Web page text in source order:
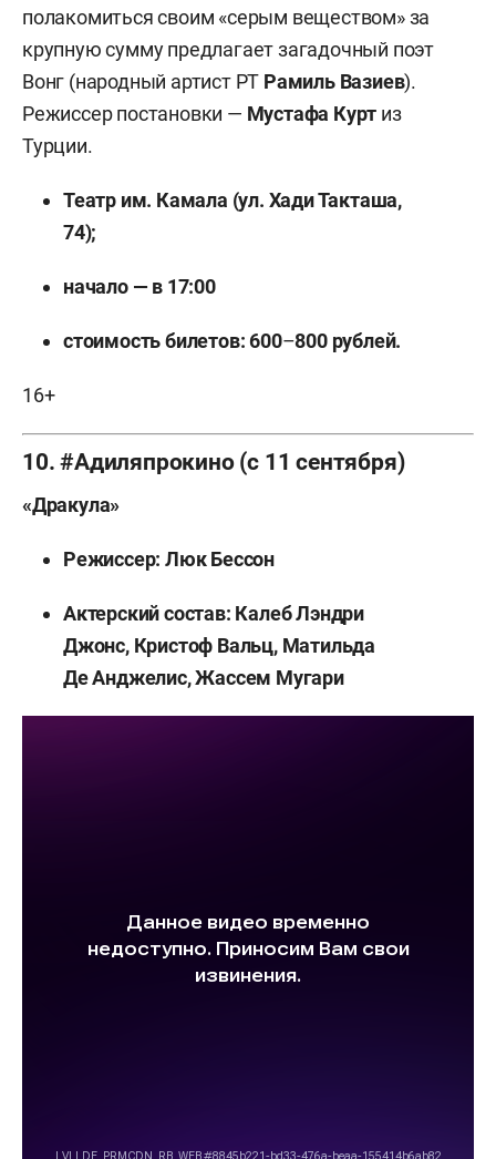
полакомиться своим «серым веществом» за
крупную сумму предлагает загадочный поэт
Вонг (народный артист РТ Рамиль Вазиев).
Режиссер постановки — Мустафа Курт из
Турции.
Театр им. Камала (ул. Хади Такташа,
74);
начало — в 17:00
стоимость билетов: 600–800 рублей.
16+
10. #Адиляпрокино (с 11 сентября)
«Дракула»
Режиссер: Люк Бессон
Актерский состав: Калеб Лэндри
Джонс, Кристоф Вальц, Матильда
Де Анджелис, Жассем Мугари